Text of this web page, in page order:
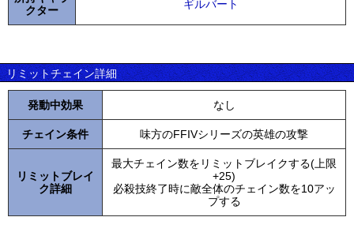
クター
ギルバート
リミットチェイン詳細
発動中効果 なし
チェイン条件 味方のFFIVシリーズの英雄の攻撃
リミットブレイ
ク詳細
最大チェイン数をリミットブレイクする(上限
+25)
必殺技終了時に敵全体のチェイン数を10アッ
プする